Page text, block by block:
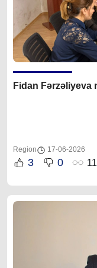
Fidan
Region 17-06-2026
3 0